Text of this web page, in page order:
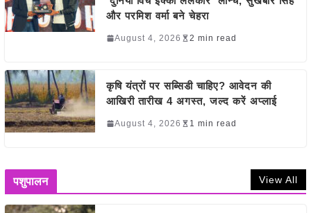
और परमिश वर्मा बने चेहरा
August 4, 2026 2 min read
कृषि यंत्रों पर सब्सिडी चाहिए? आवेदन की
आखिरी तारीख 4 अगस्त, जल्द करें अप्लाई
August 4, 2026 1 min read
पशुपालन View All